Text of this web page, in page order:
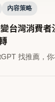
內容策略
台灣消費
找推薦，